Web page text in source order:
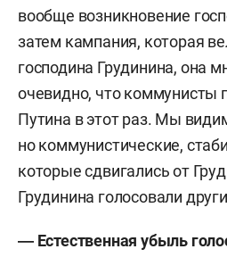
вообще возникновение
затем кампания, которая
господина Грудинина, она
очевидно, что коммунисты
Путина в этот раз. Мы
но коммунистические,
которые сдвигались от
Грудинина голосовали
― Естественная убыль